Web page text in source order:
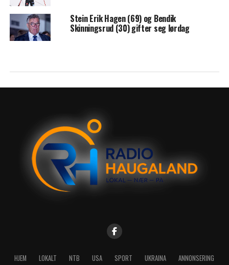
Stein Erik Hagen (69) og Bendik
Skinningsrud (30) gifter seg lørdag
HJEM LOKALT NTB USA SPORT UKRAINA ANNONSERING